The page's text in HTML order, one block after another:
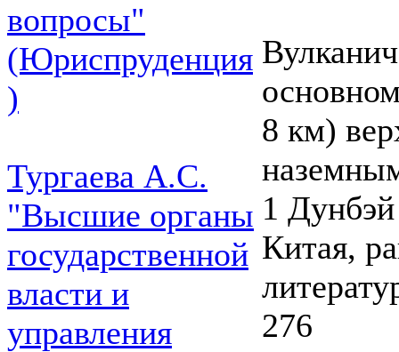
вопросы"
(Юриспруденция
)
Тургаева А.С.
"Высшие органы
государственной
власти и
управления
8 км)
1
Китая,
276